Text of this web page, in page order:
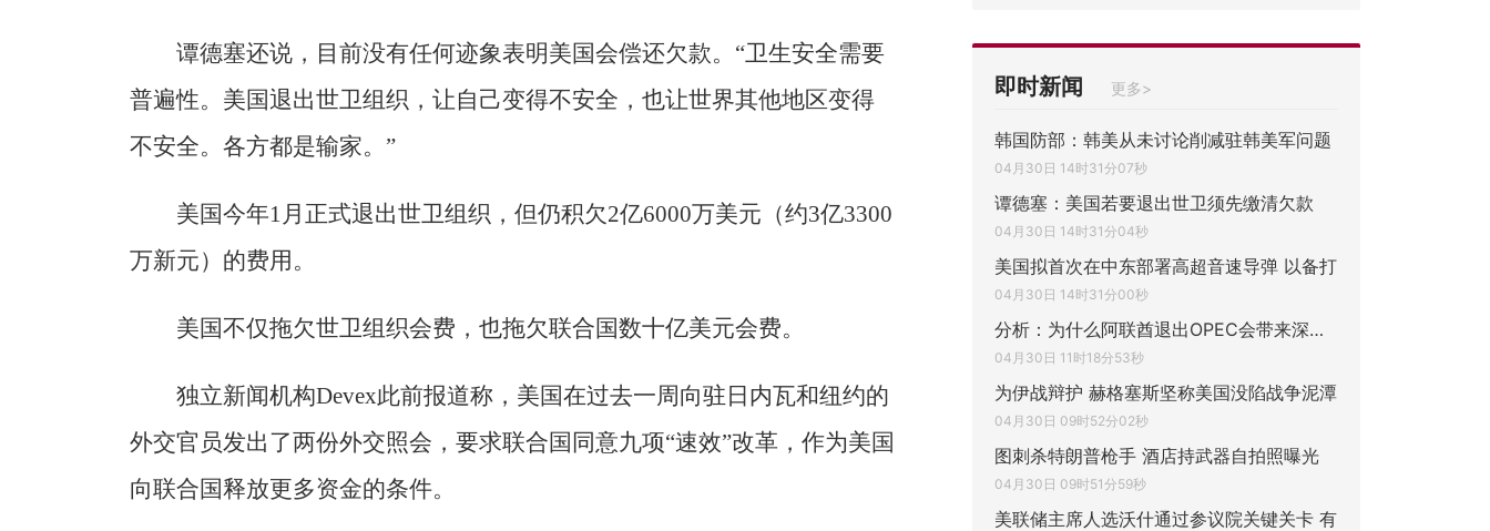
谭德塞还说，目前没有任何迹象表明美国会偿还欠款。“卫生安全需要
普遍性。美国退出世卫组织，让自己变得不安全，也让世界其他地区变得
不安全。各方都是输家。”
美国今年1月正式退出世卫组织，但仍积欠2亿6000万美元（约3亿3300
万新元）的费用。
美国不仅拖欠世卫组织会费，也拖欠联合国数十亿美元会费。
独立新闻机构Devex此前报道称，美国在过去一周向驻日内瓦和纽约的
外交官员发出了两份外交照会，要求联合国同意九项“速效”改革，作为美国
向联合国释放更多资金的条件。
即时新闻 更多>
韩国防部：韩美从未讨论削减驻韩美军问题
04月30日 14时31分07秒
谭德塞：美国若要退出世卫须先缴清欠款
04月30日 14时31分04秒
美国拟首次在中东部署高超音速导弹 以备打
04月30日 14时31分00秒
分析：为什么阿联酋退出OPEC会带来深远影响
04月30日 11时18分53秒
为伊战辩护 赫格塞斯坚称美国没陷战争泥潭
04月30日 09时52分02秒
图刺杀特朗普枪手 酒店持武器自拍照曝光
04月30日 09时51分59秒
美联储主席人选沃什通过参议院关键关卡 有